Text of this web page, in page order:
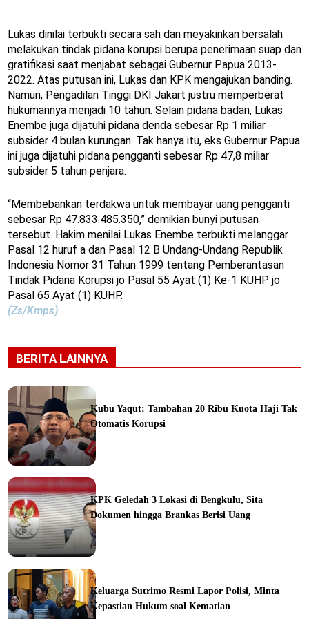
Lukas dinilai terbukti secara sah dan meyakinkan bersalah
melakukan tindak pidana korupsi berupa penerimaan suap dan
gratifikasi saat menjabat sebagai Gubernur Papua 2013-
2022. Atas putusan ini, Lukas dan KPK mengajukan banding.
Namun, Pengadilan Tinggi DKI Jakart justru memperberat
hukumannya menjadi 10 tahun. Selain pidana badan, Lukas
Enembe juga dijatuhi pidana denda sebesar Rp 1 miliar
subsider 4 bulan kurungan. Tak hanya itu, eks Gubernur Papua
ini juga dijatuhi pidana pengganti sebesar Rp 47,8 miliar
subsider 5 tahun penjara.
“Membebankan terdakwa untuk membayar uang pengganti
sebesar Rp 47.833.485.350,” demikian bunyi putusan
tersebut. Hakim menilai Lukas Enembe terbukti melanggar
Pasal 12 huruf a dan Pasal 12 B Undang-Undang Republik
Indonesia Nomor 31 Tahun 1999 tentang Pemberantasan
Tindak Pidana Korupsi jo Pasal 55 Ayat (1) Ke-1 KUHP jo
Pasal 65 Ayat (1) KUHP.
(Zs/Kmps)
BERITA LAINNYA
Kubu Yaqut: Tambahan 20 Ribu Kuota Haji Tak
Otomatis Korupsi
KPK Geledah 3 Lokasi di Bengkulu, Sita
Dokumen hingga Brankas Berisi Uang
Keluarga Sutrimo Resmi Lapor Polisi, Minta
Kepastian Hukum soal Kematian